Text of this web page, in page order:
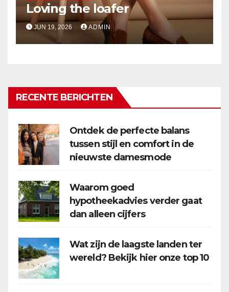
Loving the loafer
JUN 19, 2026 ADMIN
RECENTE BERICHTEN
Ontdek de perfecte balans
tussen stijl en comfort in de
nieuwste damesmode
Waarom goed
hypotheekadvies verder gaat
dan alleen cijfers
Wat zijn de laagste landen ter
wereld? Bekijk hier onze top 10